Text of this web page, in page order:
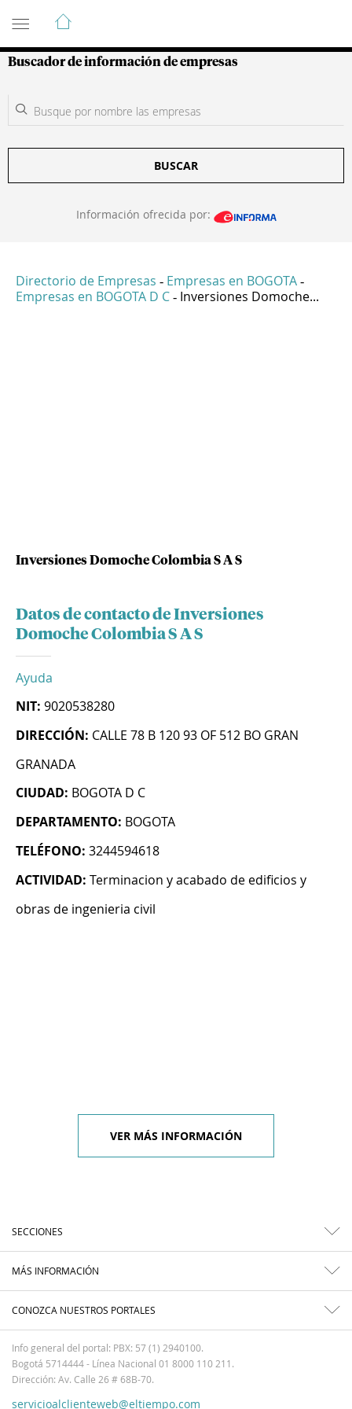
Guía de Empresas Colombianas
Buscador de información de empresas
BUSCAR
Información ofrecida por:
Directorio de Empresas - Empresas en BOGOTA -
Empresas en BOGOTA D C - Inversiones Domoche...
Inversiones Domoche Colombia S A S
Datos de contacto de Inversiones
Domoche Colombia S A S
Ayuda
NIT: 9020538280
DIRECCIÓN: CALLE 78 B 120 93 OF 512 BO GRAN
GRANADA
CIUDAD: BOGOTA D C
DEPARTAMENTO: BOGOTA
TELÉFONO: 3244594618
ACTIVIDAD: Terminacion y acabado de edificios y
obras de ingenieria civil
VER MÁS INFORMACIÓN
SECCIONES
MÁS INFORMACIÓN
CONOZCA NUESTROS PORTALES
Info general del portal: PBX: 57 (1) 2940100.
Bogotá 5714444 - Línea Nacional 01 8000 110 211.
Dirección: Av. Calle 26 # 68B-70.
servicioalclienteweb@eltiempo.com